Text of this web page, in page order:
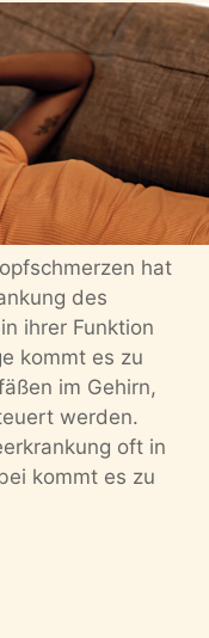
hat
des
ihrer Funktion
kommt es zu
im Gehirn,
werden.
oft in
kommt es zu